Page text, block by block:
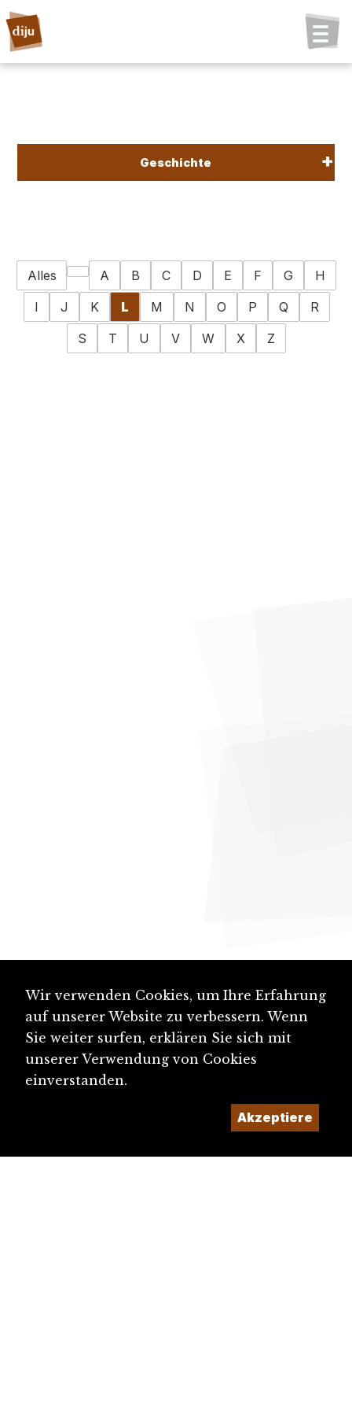
Geschichte
Alles A B C D E F G
H
I
J K L M N O P Q
R
S
T U V W X Z
Wir verwenden Cookies, um Ihre Erfahrung
auf unserer Website zu verbessern. Wenn
Sie weiter surfen, erklären Sie sich mit
unserer Verwendung von Cookies
einverstanden.
Akzeptiere